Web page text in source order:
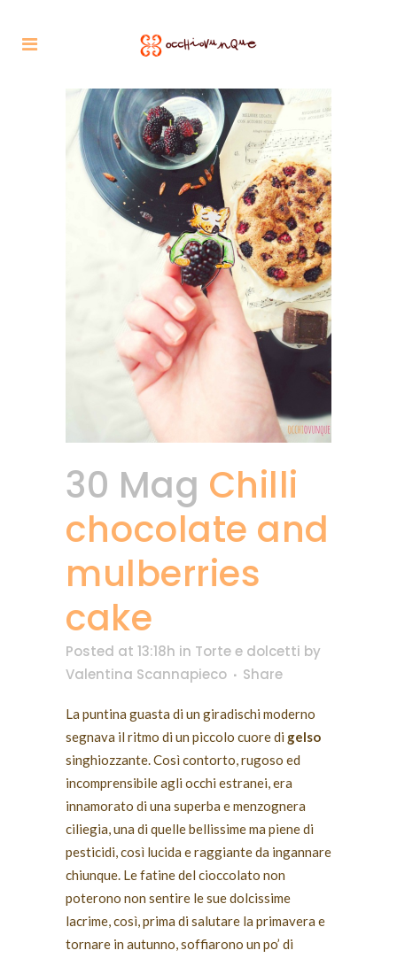
30 Mag Chilli
chocolate and
mulberries
cake
Posted at 13:18h in Torte e dolcetti by
Valentina Scannapieco
Share
La puntina guasta di un giradischi moderno
segnava il ritmo di un piccolo cuore di gelso
singhiozzante. Così contorto, rugoso ed
incomprensibile agli occhi estranei, era
innamorato di una superba e menzognera
ciliegia, una di quelle bellissime ma piene di
pesticidi, così lucida e raggiante da ingannare
chiunque. Le fatine del cioccolato non
poterono non sentire le sue dolcissime
lacrime, così, prima di salutare la primavera e
tornare in autunno, soffiarono un po’ di